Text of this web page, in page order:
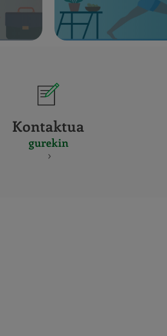
Kontaktua
gurekin